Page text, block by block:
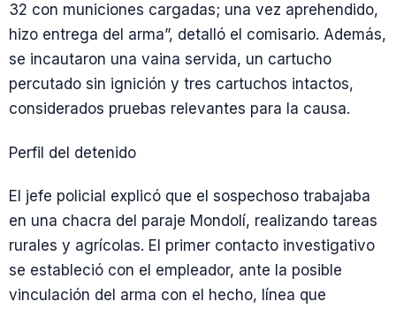
32 con municiones cargadas; una vez aprehendido,
hizo entrega del arma”, detalló el comisario. Además,
se incautaron una vaina servida, un cartucho
percutado sin ignición y tres cartuchos intactos,
considerados pruebas relevantes para la causa.
Perfil del detenido
El jefe policial explicó que el sospechoso trabajaba
en una chacra del paraje Mondolí, realizando tareas
rurales y agrícolas. El primer contacto investigativo
se estableció con el empleador, ante la posible
vinculación del arma con el hecho, línea que